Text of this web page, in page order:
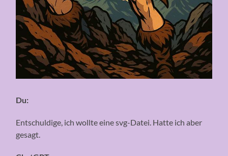
Du:
Entschuldige, ich wollte eine svg-Datei. Hatte ich aber
gesagt.